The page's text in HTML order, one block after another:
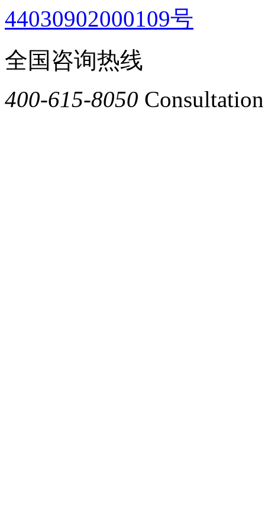
44030902000109号
全国咨询热线
400-615-8050